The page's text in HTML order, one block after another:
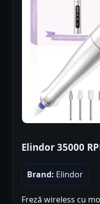
Elindor 35000
Brand: Elindor
Freză wireless cu